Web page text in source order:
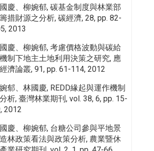
慶、柳婉郁, 碳基金制度與林業部
措財源之分析, 碳經濟, 28, pp. 82-
2013
慶、柳婉郁, 考慮價格波動與碳給
制下地主土地利用決策之研究, 應
濟論叢, 91, pp. 61-114, 2012
郁、林國慶, REDD緣起與運作機制
析, 臺灣林業期刊, vol. 38, 6, pp. 15-
2012
慶、柳婉郁, 台糖公司參與平地景
林政策看法與政策分析, 農業暨休